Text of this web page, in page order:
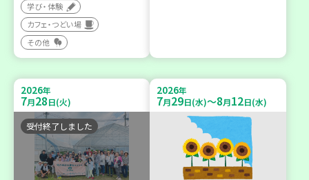
学び・体験
カフェ・つどい場
その他
2026年
7月28日(火)
受付終了しました
2026年
7月29日(水)～8月12日(水)